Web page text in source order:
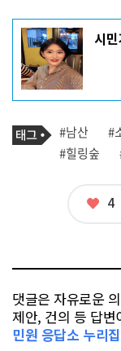
기
사
작
성
자
프
필
시
기
사
관
련
태
그
#남산 #
#힐링숲
좋
4
댓글은 자유로운
제안, 건의 등 답
민원 응답소 누리